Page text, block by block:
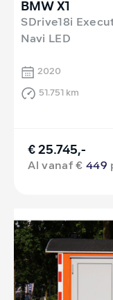
BMW X1
SDrive18i
Navi LED
2020
51.751 km
€ 25.745,-
Al vanaf €449